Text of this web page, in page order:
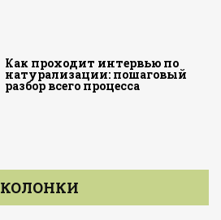
Как проходит интервью по
натурализации: пошаговый
разбор всего процесса
КОЛОНКИ